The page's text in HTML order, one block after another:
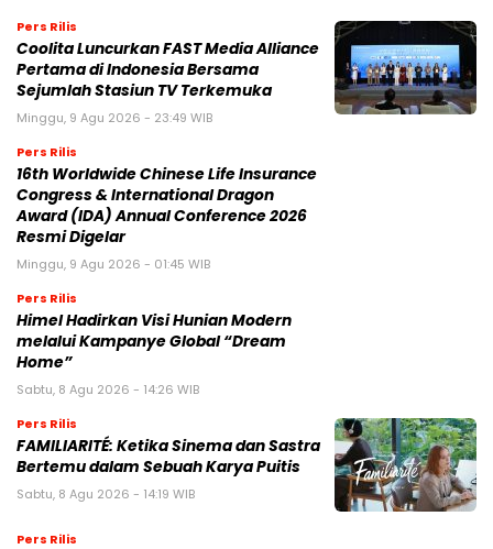
Pers Rilis
Coolita Luncurkan FAST Media Alliance
Pertama di Indonesia Bersama
Sejumlah Stasiun TV Terkemuka
Minggu, 9 Agu 2026 - 23:49 WIB
Pers Rilis
16th Worldwide Chinese Life Insurance
Congress & International Dragon
Award (IDA) Annual Conference 2026
Resmi Digelar
Minggu, 9 Agu 2026 - 01:45 WIB
Pers Rilis
Himel Hadirkan Visi Hunian Modern
melalui Kampanye Global “Dream
Home”
Sabtu, 8 Agu 2026 - 14:26 WIB
Pers Rilis
FAMILIARITÉ: Ketika Sinema dan Sastra
Bertemu dalam Sebuah Karya Puitis
Sabtu, 8 Agu 2026 - 14:19 WIB
Pers Rilis